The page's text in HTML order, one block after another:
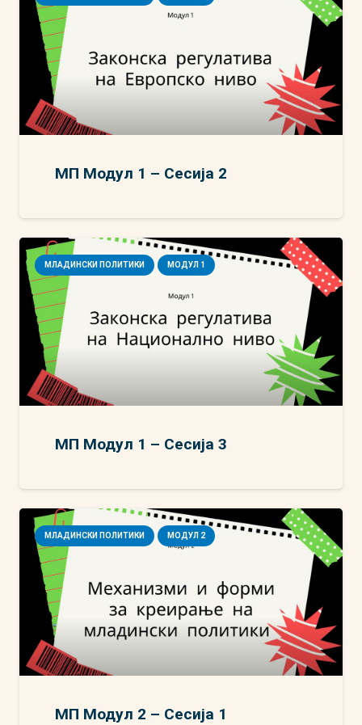
МП Модул 1 – Сесија 2
МЛАДИНСКИ ПОЛИТИКИ МОДУЛ 1
МП Модул 1 – Сесија 3
МЛАДИНСКИ ПОЛИТИКИ МОДУЛ 2
МП Модул 2 – Сесија 1